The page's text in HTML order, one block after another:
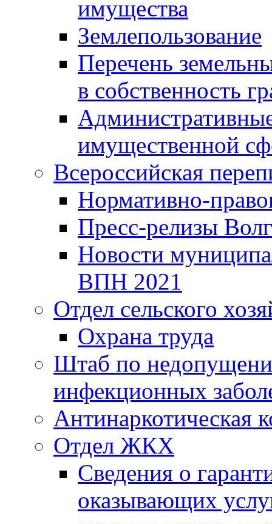
имущества
Землепользование
Перечень
в собственность
имущественной
Всероссийская
Нормативно-
Пресс-релизы
Новости
ВПН 2021
Отдел сельского
Охрана труда
Штаб по
инфекционных
Антинаркотическая
Отдел ЖКХ
Сведения о
оказывающих